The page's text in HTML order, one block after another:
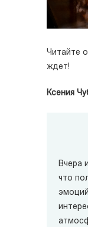
Читайте
ждет!
Ксения
Вчера
что